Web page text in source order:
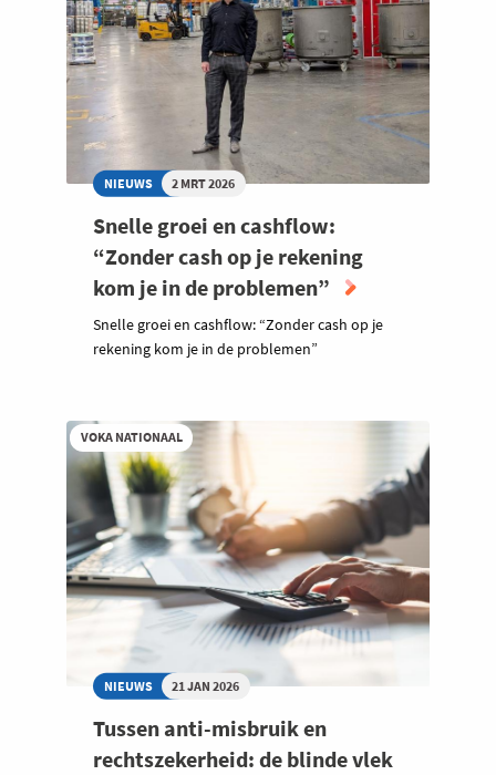
NIEUWS 2 MRT 2026
Snelle groei en cashflow:
“Zonder cash op je rekening
kom je in de problemen”
Snelle groei en cashflow: “Zonder cash op je
rekening kom je in de problemen”
VOKA NATIONAAL
NIEUWS 21 JAN 2026
Tussen anti-misbruik en
rechtszekerheid: de blinde vlek